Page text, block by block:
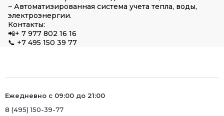
~ Автоматизированная система учета тепла, воды,
электроэнергии.
Контакты:
📲+ 7 977 802 16 16
📞 +7 495 150 39 77
Ежедневно с 09:00 до 21:00
8 (495) 150-39-77